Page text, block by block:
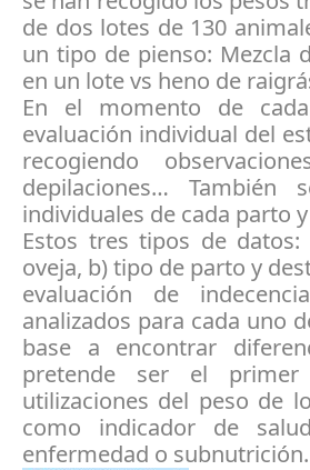
de dos lotes de 130
un tipo de pienso: Mezcla
en un lote vs heno de
En el momento de
evaluación individual del
recogiendo
depilaciones…
individuales de cada parto
Estos tres tipos de
oveja, b) tipo de parto y
evaluación de
analizados para cada uno
base a encontrar
pretende ser el
utilizaciones del peso de
como indicador de
enfermedad o subnutrición.